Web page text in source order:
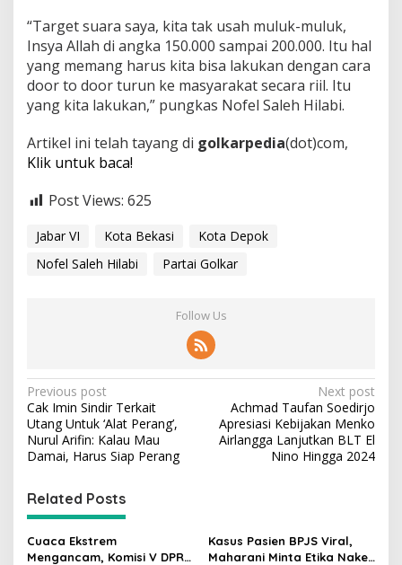
“Target suara saya, kita tak usah muluk-muluk,
Insya Allah di angka 150.000 sampai 200.000. Itu hal
yang memang harus kita bisa lakukan dengan cara
door to door turun ke masyarakat secara riil. Itu
yang kita lakukan,” pungkas Nofel Saleh Hilabi.
Artikel ini telah tayang di golkarpedia(dot)com,
Klik untuk baca!
Post Views: 625
Jabar VI Kota Bekasi
Kota Depok
Nofel Saleh Hilabi
Partai Golkar
Follow Us
P
o
s
t
n
a
v
Previous post
Cak Imin Sindir Terkait
Utang Untuk ‘Alat Perang’,
Nurul Arifin: Kalau Mau
Damai, Harus Siap Perang
Next post
Achmad Taufan Soedirjo
Apresiasi Kebijakan Menko
Airlangga Lanjutkan BLT El
Nino Hingga 2024
Related Posts
Cuaca Ekstrem
Mengancam, Komisi V DPR
Kasus Pasien BPJS Viral,
Maharani Minta Etika Nakes